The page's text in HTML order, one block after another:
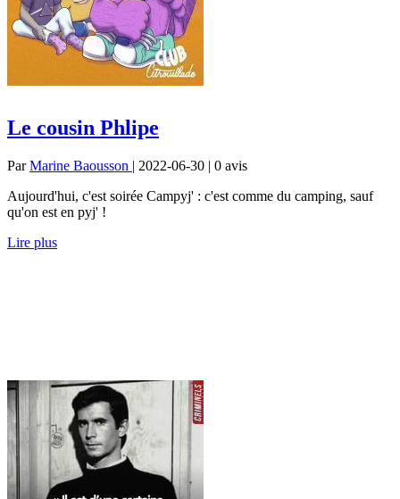
Le cousin Phlipe
ParMarine Baousson | 2022-06-30 | 0 avis
Aujourd'hui, c'est soirée Campyj' : c'est comme du camping, sauf
qu'on est en pyj' !
Lire plus